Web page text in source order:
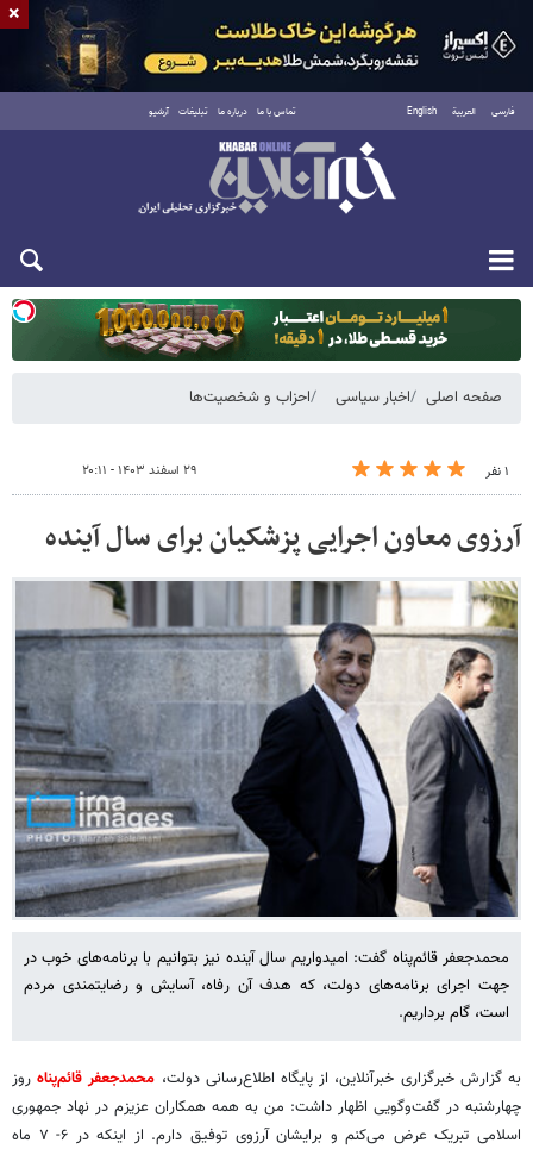
فارسی العربية English تماس با ما درباره ما تبلیغات آرشیو
دوشنبه ۱۹ مرداد ۱۴۰۵
صفحه اصلی اخبار سیاسی احزاب و شخصیت‌ها
۱ نفر ۲۹ اسفند ۱۴۰۳ - ۲۰:۱۱
آرزوی معاون اجرایی پزشکیان برای سال آینده
محمدجعفر قائم‌پناه گفت: امیدواریم سال آینده نیز بتوانیم با برنامه‌های خوب در
جهت اجرای برنامه‌های دولت، که هدف آن رفاه، آسایش و رضایتمندی مردم
است، گام برداریم.
به گزارش خبرگزاری خبرآنلاین، از پایگاه اطلاع‌رسانی دولت، محمدجعفر قائم‌پناهروز
چهارشنبه در گفت‌وگویی اظهار داشت: من به همه همکاران عزیزم در نهاد جمهوری
اسلامی تبریک عرض می‌کنم و برایشان آرزوی توفیق دارم. از اینکه در ۶- ۷ ماه
×